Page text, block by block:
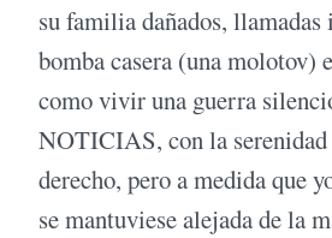
su familia dañados,
bomba casera (una molotov)
como vivir una guerra
NOTICIAS, con la serenidad
derecho, pero a medida que
se mantuviese alejada de la